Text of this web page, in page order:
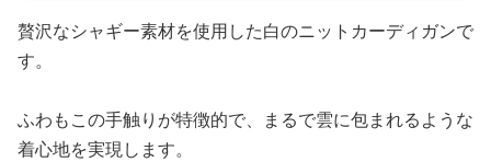
贅沢なシャギー素材を使用した白のニットカーディガンで
す。
ふわもこの手触りが特徴的で、まるで雲に包まれるような
着心地を実現します。